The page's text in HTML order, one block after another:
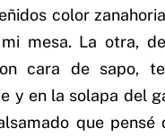
color
mesa. La otra,
cara de sapo,
y en la solapa del
que pensé